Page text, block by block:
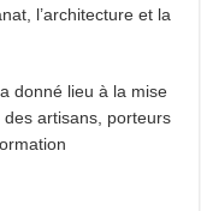
l’architecture et la
donné lieu à la mise
des artisans, porteurs